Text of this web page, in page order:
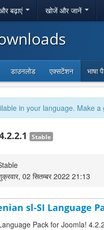
बढ़ाएं खोजें और जानें
डाउनलोड एक्सटेंशन भाषा
in your language. Make
Stable
02 सितम्बर 2022 21:13
sl-SI Language
Pack for Joomla! 4.2.2